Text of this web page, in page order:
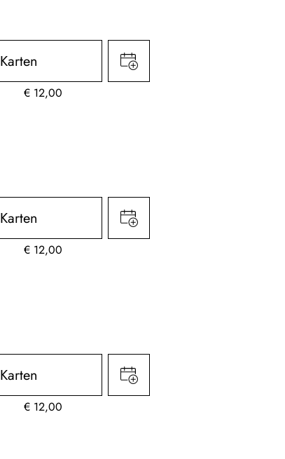
Karten
€ 12,00
Karten
€ 12,00
Karten
€ 12,00